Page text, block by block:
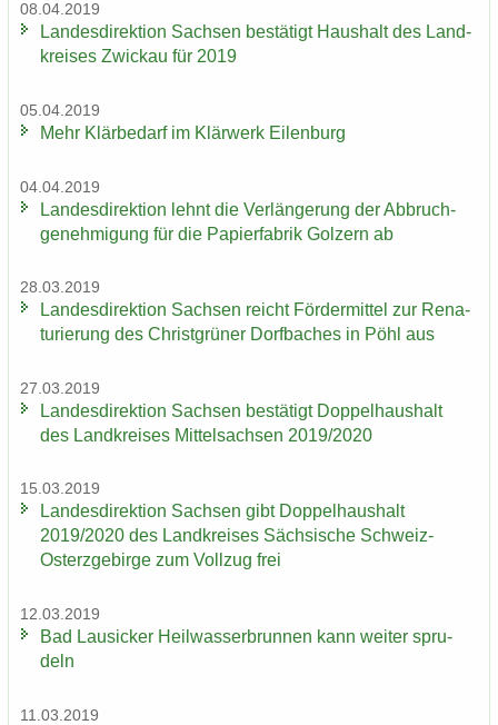
08.04.2019
Lan­des­di­rek­ti­on Sach­sen be­stä­tigt Haus­halt des Land­
krei­ses Zwi­ckau für 2019
05.04.2019
Mehr Klär­be­darf im Klär­werk Ei­len­burg
04.04.2019
Lan­des­di­rek­ti­on lehnt die Ver­län­ge­rung der Ab­bruch­
ge­neh­mi­gung für die Pa­pier­fa­brik Golz­ern ab
28.03.2019
Lan­des­di­rek­ti­on Sach­sen reicht För­der­mit­tel zur Re­na­
tu­rie­rung des Christ­grü­ner Dorf­ba­ches in Pöhl aus
27.03.2019
Lan­des­di­rek­ti­on Sach­sen be­stä­tigt Dop­pel­haus­halt
des Land­krei­ses Mit­tel­sach­sen 2019/2020
15.03.2019
Lan­des­di­rek­ti­on Sach­sen gibt Dop­pel­haus­halt
2019/2020 des Land­krei­ses Säch­si­sche Schweiz-​
Osterzgebirge zum Voll­zug frei
12.03.2019
Bad Lau­si­cker Heil­was­ser­brun­nen kann wei­ter spru­
deln
11.03.2019